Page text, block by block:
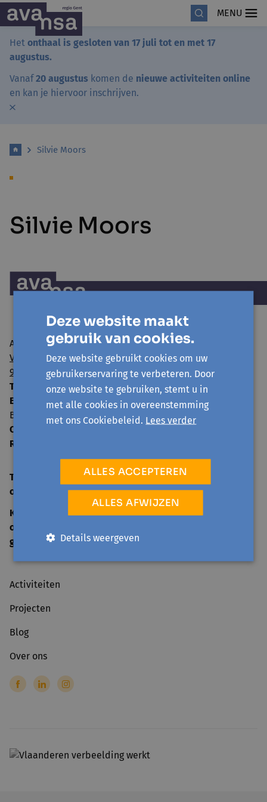
MENU
Het onthaal is gesloten van 17 juli tot en met 17
augustus.
Vanaf20 augustus komen de nieuwe activiteiten online
en kan je hiervoor inschrijven.
Silvie Moors
Silvie Moors
Avansa regio Gent vzw
Visserij 106/1
9000 Gent
T:
09 224 22 65
E:
info@avansa-regiogent.be
BE15 8939 4415 5730
Ondernemingsnummer:
RPR:
TELEFONISCH ONTHAAL
open
ma-vr 09:00-12:30
KANTOOR
open
geslotenop officiële feestdagen
Activiteiten
Projecten
Blog
Over ons
Deze website maakt
gebruik van cookies.
Deze website gebruikt cookies om uw
gebruikerservaring te verbeteren. Door
onze website te gebruiken, stemt u in
met alle cookies in overeenstemming
met ons Cookiebeleid. Lees verder
ALLES ACCEPTEREN
ALLES AFWIJZEN
Details weergeven